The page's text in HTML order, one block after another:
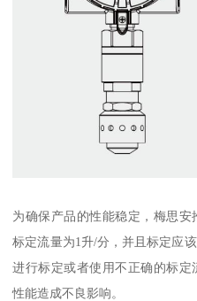
为确保产品的性能稳定，梅思安
标定流量为1升/分，并且标定应
进行标定或者使用不正确的标
性能造成不良影响。